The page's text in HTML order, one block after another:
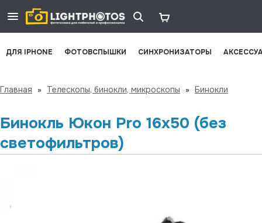
ДЛЯ IPHONE ФОТОВСПЫШКИ СИНХРОНИЗАТОРЫ
Главная » Телескопы, бинокли, микроскопы » Бинокли
Бинокль Юкон Pro 16x50 (без
светофильтров)